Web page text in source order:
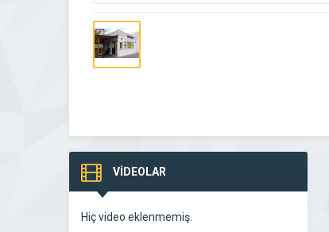
VİDEOLAR
Hiç video eklenmemiş.